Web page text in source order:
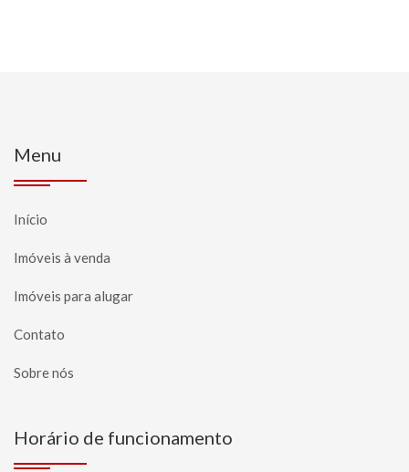
Menu
Início
Imóveis à venda
Imóveis para alugar
Contato
Sobre nós
Horário de funcionamento